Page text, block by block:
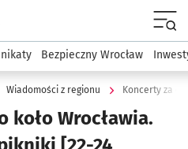
podserwis: Dla mieszkańca
Bezpieczny Wrocław
Wiadomości z regionu Koncerty za
koło Wrocławia.